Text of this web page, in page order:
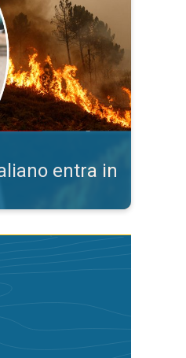
entra in